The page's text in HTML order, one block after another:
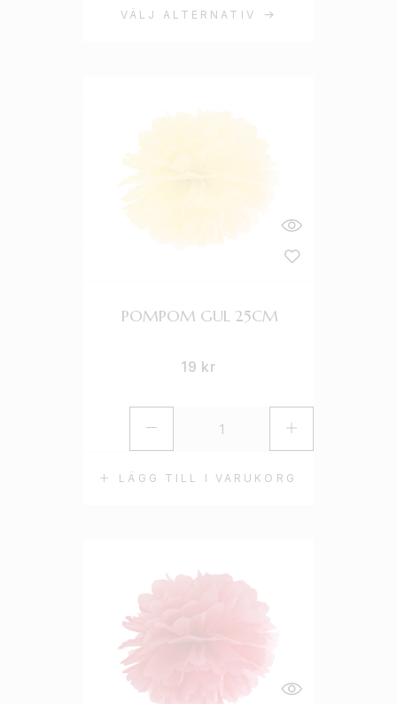
VÄLJ ALTERNATIV
LÄGG TILL I VARUKORG
POMPOM GUL 25CM
19 kr